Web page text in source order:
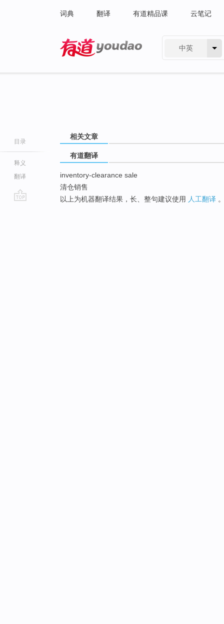
词典 翻译 有道精品课 云笔记
中英
目录
释义
翻译
相关文章
有道翻译
inventory-clearance sale
清仓销售
以上为机器翻译结果，长、整句建议使用 人工翻译